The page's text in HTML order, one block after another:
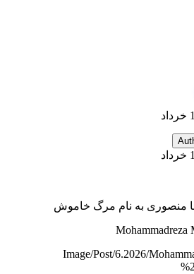
منصوری به نام مرگ خاموش
Mohammadreza
/Image/Post/6.2026/